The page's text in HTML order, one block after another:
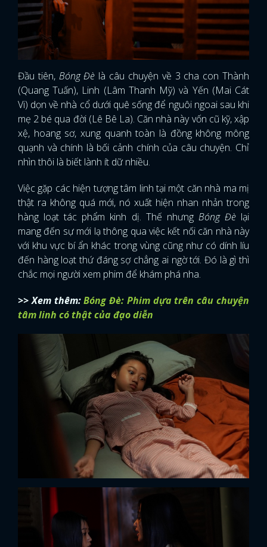
Đầu tiên, Bóng Đè là câu chuyện về 3 cha con Thành
(Quang Tuấn), Linh (Lâm Thanh Mỹ) và Yến (Mai Cát
Vi) dọn về nhà cổ dưới quê sống để nguôi ngoai sau khi
mẹ 2 bé qua đời (Lê Bê La). Căn nhà này vốn cũ kỹ, xập
xệ, hoang sơ, xung quanh toàn là đồng không mông
quạnh và chính là bối cảnh chính của câu chuyện. Chỉ
nhìn thôi là biết lành ít dữ nhiều.
Việc gặp các hiện tượng tâm linh tại một căn nhà ma mị
thật ra không quá mới, nó xuất hiện nhan nhản trong
hàng loạt tác phẩm kinh dị. Thế nhưng Bóng Đèlại
mang đến sự mới lạ thông qua việc kết nối căn nhà này
với khu vực bí ẩn khác trong vùng cũng như có dính líu
đến hàng loạt thứ đáng sợ chẳng ai ngờ tới. Đó là gì thì
chắc mọi người xem phim để khám phá nha.
>> Xem thêm:Bóng Đè: Phim dựa trên câu chuyện
tâm linh có thật của đạo diễn